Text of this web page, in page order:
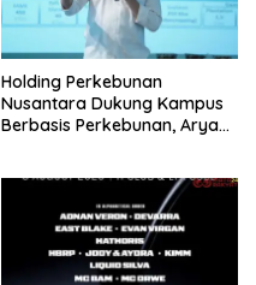
Holding Perkebunan
Nusantara Dukung Kampus
Berbasis Perkebunan, Arya
Pertama Magister ITSI